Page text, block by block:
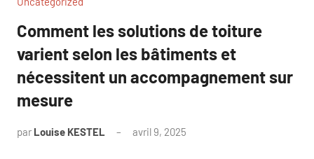
Comment les solutions de toiture
varient selon les bâtiments et
nécessitent un accompagnement sur
mesure
par Louise KESTEL avril 9, 2025